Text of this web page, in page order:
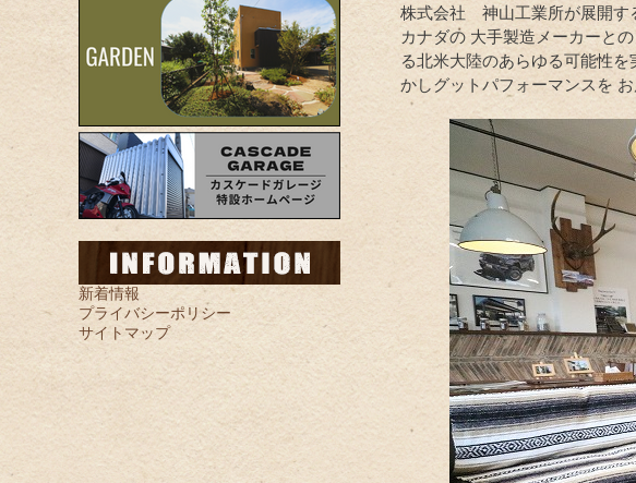
株式会社 神山工業所が展開す
カナダの 大手製造メーカーと
る北米大陸のあらゆる可能性
かしグットパフォーマンスを お
新着情報
プライバシーポリシー
サイトマップ